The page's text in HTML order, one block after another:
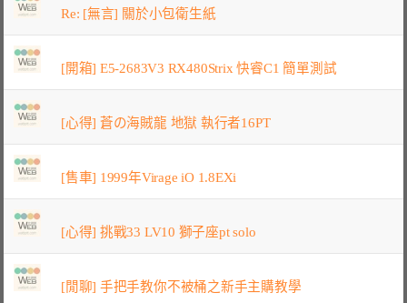
Re: [無言] 關於小包衛生紙
[開箱] E5-2683V3 RX480Strix 快睿C1 簡單測試
[心得] 蒼の海賊龍 地獄 執行者16PT
[售車] 1999年Virage iO 1.8EXi
[心得] 挑戰33 LV10 獅子座pt solo
[閒聊] 手把手教你不被桶之新手主購教學